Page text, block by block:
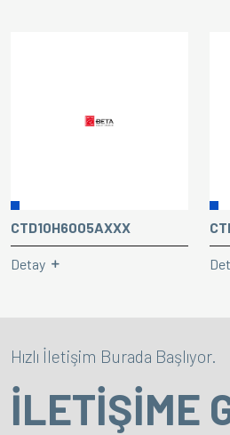
CTD10H6005AXXX
Detay
Hızlı İletişim Burada Başlıyor.
İLETİŞİME